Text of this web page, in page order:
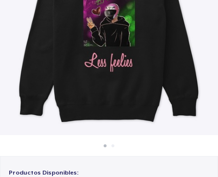
Venda en todas partes
Venda lo que sea
Productos Disponibles: